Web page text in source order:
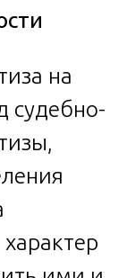
на
судебно-